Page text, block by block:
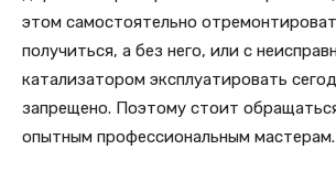
этом самостоятельно
получиться, а без него, или с
катализатором эксплуатировать
запрещено. Поэтому стоит
опытным профессиональным мастерам.